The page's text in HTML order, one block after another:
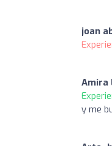
joan
Amira
y me